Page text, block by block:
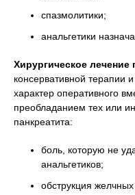
спазмолитики;
анальгетики
Хирургическое лечение
консервативной терапии
характер оперативного
преобладанием тех или
панкреатита:
боль, которую не
анальгетиков;
обструкция желчных